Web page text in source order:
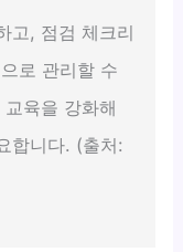
고, 점검 체크리
로 관리할 수
육을 강화해
합니다. (출처: